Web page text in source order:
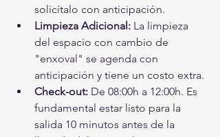
solicítalo con anticipación.
Limpieza Adicional: La limpieza
del espacio con cambio de
"enxoval" se agenda con
anticipación y tiene un costo extra.
Check-out: De 08:00h a 12:00h. Es
fundamental estar listo para la
salida 10 minutos antes de la